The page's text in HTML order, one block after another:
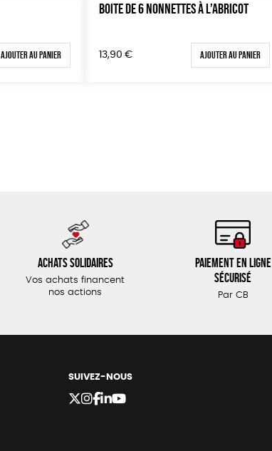
Ajouter au panier
BOITE DE 6 NONNETTES À L’ABRICOT
13,90 € Ajouter au panier
Achats solidaires
Vos achats financent
nos actions
Paiement en ligne
sécurisé
Par CB
SUIVEZ-NOUS